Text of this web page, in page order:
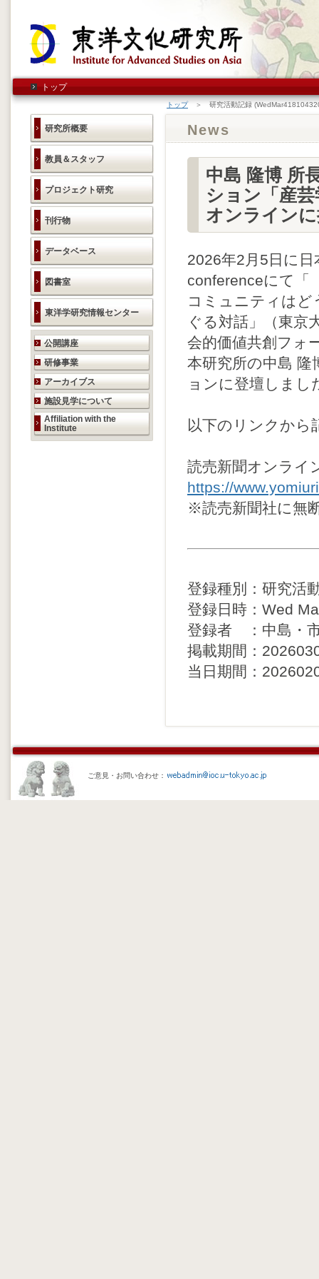
トップ
研究所概要
教員＆スタッフ
プロジェクト研究
刊行物
データベース
図書室
東洋学研究情報センター
研究活動のご案内
公開講座
研修事業
アーカイブス
施設見学について
Affiliation with the
Institute
トップ＞ 研究活動記録
News
中島 隆博 所
ション「産
オンライン
2026年2月5日に
conferenceにて「
コミュニティは
ぐる対話」（東京
会的価値共創フォ
本研究所の中島
ョンに登壇しまし
以下のリンクから
読売新聞オンライ
https://
※読売新聞社に無
登録種別：研究活
登録日時：Wed
登録者 ：中島・
掲載期間：
当日期間：
ご意見・お問い合わせ：